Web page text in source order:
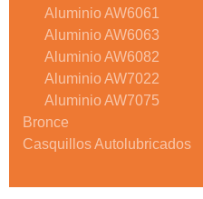
Aluminio AW6061
Aluminio AW6063
Aluminio AW6082
Aluminio AW7022
Aluminio AW7075
Bronce
Casquillos Autolubricados